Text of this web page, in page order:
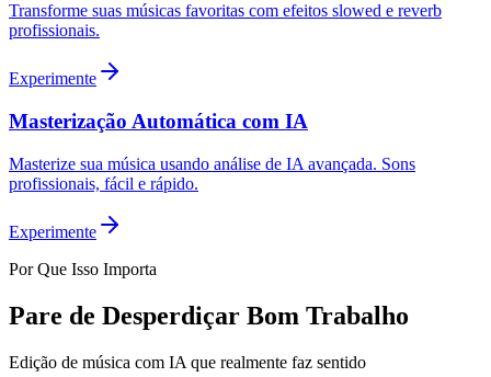
Transforme suas músicas favoritas com efeitos slowed e reverb
profissionais.
Experimente
Masterização Automática com IA
Masterize sua música usando análise de IA avançada. Sons
profissionais, fácil e rápido.
Experimente
Por Que Isso Importa
Pare de Desperdiçar Bom Trabalho
Edição de música com IA que realmente faz sentido